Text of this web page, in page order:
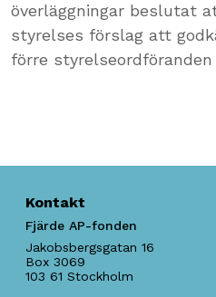
överläggningar beslutat
styrelses förslag att
förre
Kontakt
Fjärde AP-fonden
Jakobsbergsgatan 16
Box 3069
103 61 Stockholm